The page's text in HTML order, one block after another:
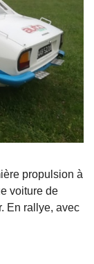
propulsion à
voiture de
En rallye, avec